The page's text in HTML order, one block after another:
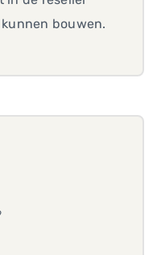
bouwen.